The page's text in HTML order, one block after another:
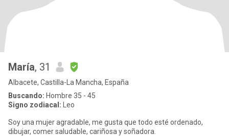
María, 31
Albacete, Castilla-La Mancha, España
Buscando: Hombre 35 - 45
Signo zodiacal: Leo
Soy una mujer agradable, me gusta que todo esté ordenado,
dibujar, comer saludable, cariñosa y soñadora.